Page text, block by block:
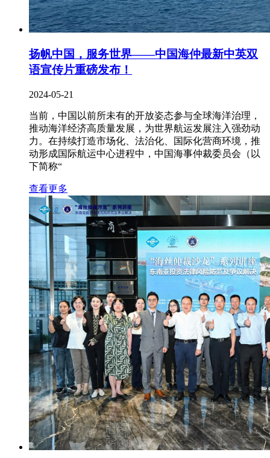
扬帆中国，服务世界——中国海仲最新中英双
语宣传片重磅发布！
2024-05-21
当前，中国以前所未有的开放姿态参与全球海洋治理，
推动海洋经济高质量发展，为世界航运发展注入强劲动
力。在持续打造市场化、法治化、国际化营商环境，推
动形成国际航运中心进程中，中国海事仲裁委员会（以
下简称“
查看更多